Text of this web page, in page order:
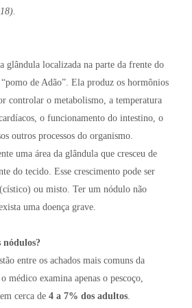
glândula localizada na parte da frente do
de Adão”. Ela produz os hormônios
controlar o metabolismo, a temperatura
o funcionamento do intestino, o
outros processos do organismo.
uma área da glândula que cresceu de
do tecido. Esse crescimento pode ser
ou misto. Ter um nódulo não
uma doença grave.
nódulos?
entre os achados mais comuns da
médico examina apenas o pescoço,
cerca de 4 a 7% dos adultos.